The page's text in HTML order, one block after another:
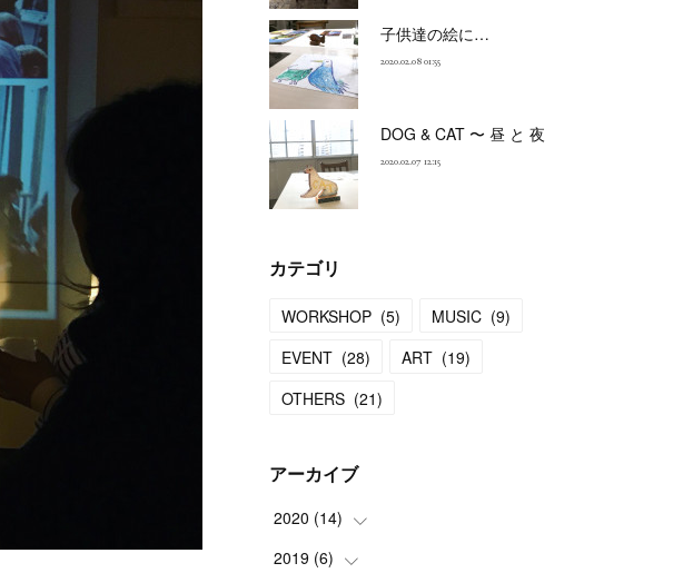
子供達の絵に…
2020.02.08 01:55
DOG & CAT 〜 昼 と 夜
2020.02.07 12:15
カテゴリ
WORKSHOP (5) MUSIC (9)
EVENT (28) ART (19)
OTHERS (21)
アーカイブ
2020 (14)
(9
2019 (6)